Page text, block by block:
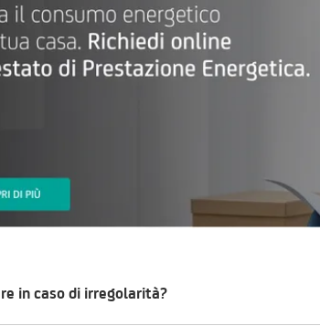
in caso di irregolarità?